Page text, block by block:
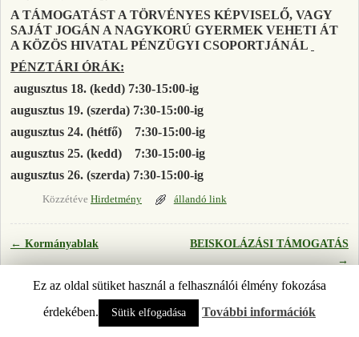
A TÁMOGATÁST A TÖRVÉNYES KÉPVISELŐ, VAGY
SAJÁT JOGÁN A NAGYKORÚ GYERMEK VEHETI ÁT
A KÖZÖS HIVATAL PÉNZÜGYI CSOPORTJÁNÁL
PÉNZTÁRI ÓRÁK:
augusztus 18. (kedd) 7:30-15:00-ig
augusztus 19. (szerda) 7:30-15:00-ig
augusztus 24. (hétfő) 7:30-15:00-ig
augusztus 25. (kedd) 7:30-15:00-ig
augusztus 26. (szerda) 7:30-15:00-ig
Közzétéve Hirdetmény állandó link
Bejegyzés navigáció
← Kormányablak
BEISKOLÁZÁSI TÁMOGATÁS
→
Ez az oldal sütiket használ a felhasználói élmény fokozása
érdekében.
Sütik elfogadása További információk